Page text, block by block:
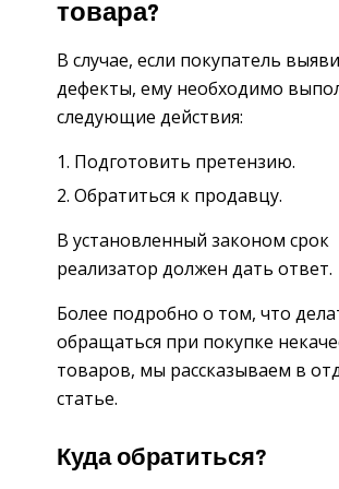
товара?
В случае, если покупатель
дефекты, ему необходимо
следующие действия:
Подготовить претензию.
Обратиться к продавцу.
В установленный законом срок
реализатор должен дать ответ.
Более подробно о том, что
обращаться при покупке
товаров, мы рассказываем в
статье.
Куда обратиться?